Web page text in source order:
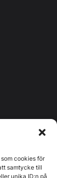
cookies för
samtycke till
unika ID:n på